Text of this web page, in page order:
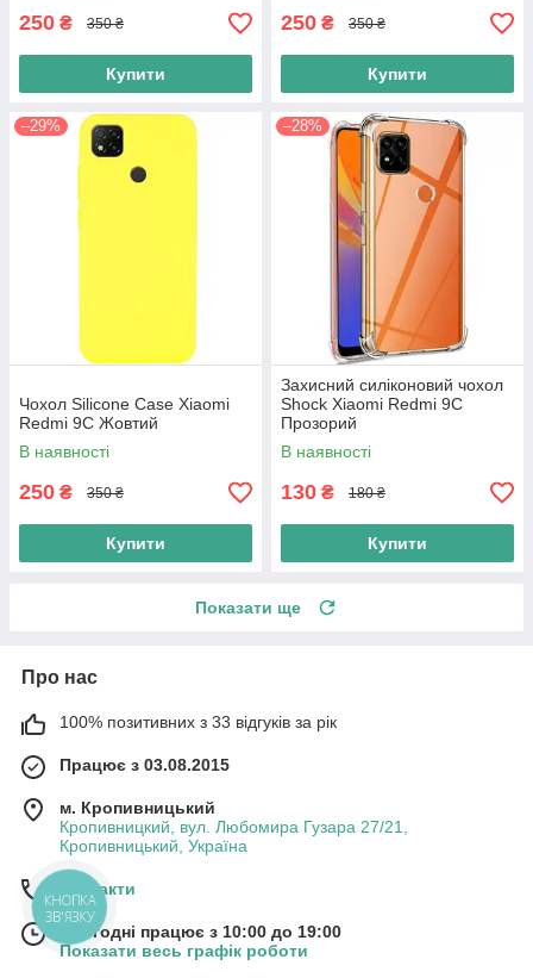
250 ₴ 350 ₴
Купити
250 ₴ 350 ₴
Купити
–29%
Чохол Silicone Case Xiaomi
Redmi 9C Жовтий
В наявності
250 ₴ 350 ₴
Купити
–28%
Захисний силіконовий чохол
Shock Xiaomi Redmi 9C
Прозорий
В наявності
130 ₴ 180 ₴
Купити
Показати ще
Про нас
100% позитивних з 33 відгуків за рік
Працює з 03.08.2015
м. Кропивницький
Кропивницкий, вул. Любомира Гузара 27/21,
Кропивницький, Україна
Контакти
Сьогодні працює з 10:00 до 19:00
Показати весь графік роботи
КНОПКА
ЗВ'ЯЗКУ